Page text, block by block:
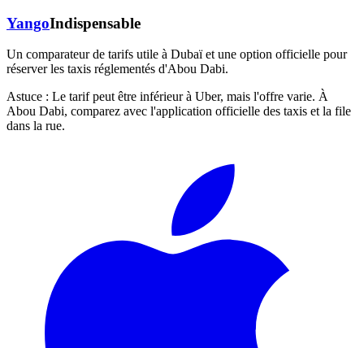
YangoIndispensable
Un comparateur de tarifs utile à Dubaï et une option officielle pour
réserver les taxis réglementés d'Abou Dabi.
Astuce : Le tarif peut être inférieur à Uber, mais l'offre varie. À
Abou Dabi, comparez avec l'application officielle des taxis et la file
dans la rue.